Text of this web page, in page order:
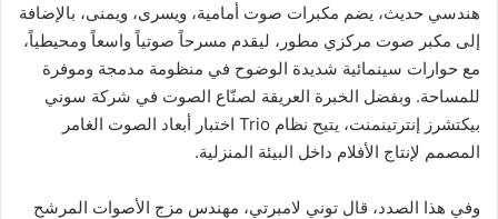
هندسي حديث، يضم مكبرات صوت أمامية، ويسرى، ويمنى، بالإضافة
إلى مكبر صوت مركزي مطور، ليقدم مسرحاً صوتياً واسعاً ومحيطياً،
مع حوارات سينمائية شديدة الوضوح في منظومة مدمجة وموفرة
للمساحة. وبفضل الخبرة العريقة لصنّاع الصوت في شركة سوني
بيكتشرز إنترتينمنت، يتيح نظام Trio اختبار أبعاد الصوت الغامر
المصمم لإنتاج الأفلام داخل البيئة المنزلية.
وفي هذا الصدد، قال توني لامبرتي، مهندس مزج الأصوات المرشح